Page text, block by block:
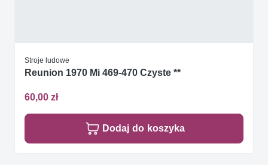
Stroje ludowe
Reunion 1970 Mi 469-470 Czyste **
60,00 zł
Dodaj do koszyka